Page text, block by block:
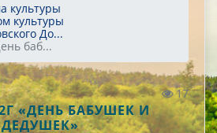
культуры
культуры
До...
баб...
17
«ДЕНЬ БАБУШЕК И
ДЕДУШЕК»